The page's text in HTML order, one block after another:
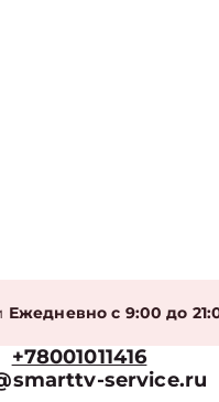
Ежедневно с 9:00 до
+78001011416
service.ru